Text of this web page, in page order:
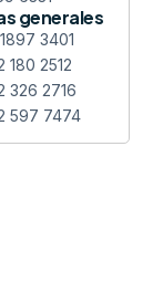
generales
3401
180 2512
326 2716
597 7474